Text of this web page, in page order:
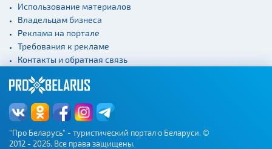
Использование материалов
Владельцам бизнеса
Реклама на портале
Требования к рекламе
Контакты и обратная связь
"Про Беларусь" - туристический портал о Беларуси. ©
2012 - 2026. Все права защищены.